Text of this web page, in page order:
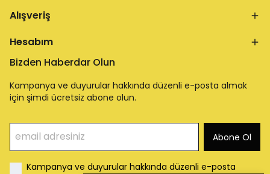
Alışveriş
Hesabım
Bizden Haberdar Olun
Kampanya ve duyurular hakkında düzenli e-posta almak
için şimdi ücretsiz abone olun.
Abone Ol
Kampanya ve duyurular hakkında düzenli e-posta